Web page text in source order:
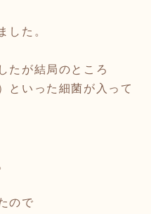
した。
たが結局のところ
といった細菌が入って
ので